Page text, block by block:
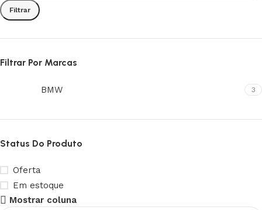
Filtrar
Filtrar Por Marcas
BMW 3
Status Do Produto
Oferta
Em estoque
Mostrar coluna